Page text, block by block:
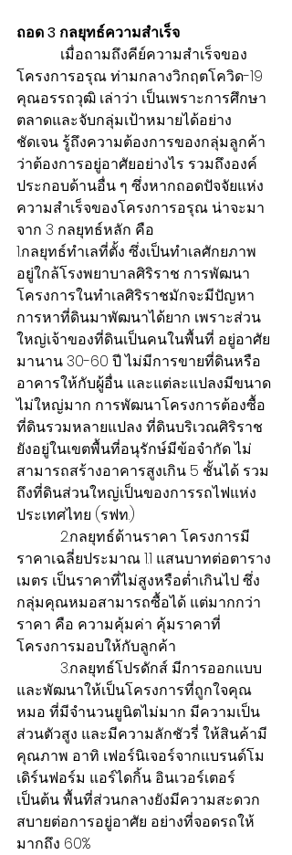
ถอด 3 กลยุทธ์ความสำเร็จ
เมื่อถามถึงคีย์ความสำเร็จของ
โครงการอรุณ ท่ามกลางวิกฤตโควิด-19
คุณอรรถวุฒิ เล่าว่า เป็นเพราะการศึกษา
ตลาดและจับกลุ่มเป้าหมายได้อย่าง
ชัดเจน รู้ถึงความต้องการของกลุ่มลูกค้า
ว่าต้องการอยู่อาศัยอย่างไร รวมถึงองค์
ประกอบด้านอื่น ๆ ซึ่งหากถอดปัจจัยแห่ง
ความสำเร็จของโครงการอรุณ น่าจะมา
จาก 3 กลยุทธ์หลัก คือ
1.กลยุทธ์ทำเลที่ตั้ง ซึ่งเป็นทำเลศักยภาพ
อยู่ใกล้โรงพยาบาลศิริราช การพัฒนา
โครงการในทำเลศิริราชมักจะมีปัญหา
การหาที่ดินมาพัฒนาได้ยาก เพราะส่วน
ใหญ่เจ้าของที่ดินเป็นคนในพื้นที่ อยู่อาศัย
มานาน 30-60 ปี ไม่มีการขายที่ดินหรือ
อาคารให้กับผู้อื่น และแต่ละแปลงมีขนาด
ไม่ใหญ่มาก การพัฒนาโครงการต้องซื้อ
ที่ดินรวมหลายแปลง ที่ดินบริเวณศิริราช
ยังอยู่ในเขตพื้นที่อนุรักษ์มีข้อจำกัด ไม่
สามารถสร้างอาคารสูงเกิน 5 ชั้นได้ รวม
ถึงที่ดินส่วนใหญ่เป็นของการรถไฟแห่ง
ประเทศไทย (รฟท.)
2.กลยุทธ์ด้านราคา โครงการมี
ราคาเฉลี่ยประมาณ 1.1 แสนบาทต่อตาราง
เมตร เป็นราคาที่ไม่สูงหรือต่ำเกินไป ซึ่ง
กลุ่มคุณหมอสามารถซื้อได้ แต่มากกว่า
ราคา คือ ความคุ้มค่า คุ้มราคาที่
โครงการมอบให้กับลูกค้า
3.กลยุทธ์โปรดักส์ มีการออกแบบ
และพัฒนาให้เป็นโครงการที่ถูกใจคุณ
หมอ ที่มีจำนวนยูนิตไม่มาก มีความเป็น
ส่วนตัวสูง และมีความลักชัวรี่ ให้สินค้ามี
คุณภาพ อาทิ เฟอร์นิเจอร์จากแบรนด์โม
เดิร์นฟอร์ม แอร์ไดกิ้น อินเวอร์เตอร์
เป็นต้น พื้นที่ส่วนกลางยังมีความสะดวก
สบายต่อการอยู่อาศัย อย่างที่จอดรถให้
มากถึง 60%